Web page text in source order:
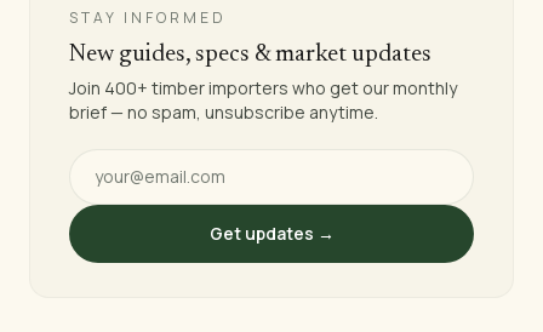
STAY INFORMED
New guides, specs & market updates
Join 400+ timber importers who get our monthly
brief — no spam, unsubscribe anytime.
Get updates →